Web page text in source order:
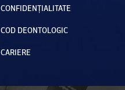
CONFIDENȚIALITATE
COD DEONTOLOGIC
CARIERE